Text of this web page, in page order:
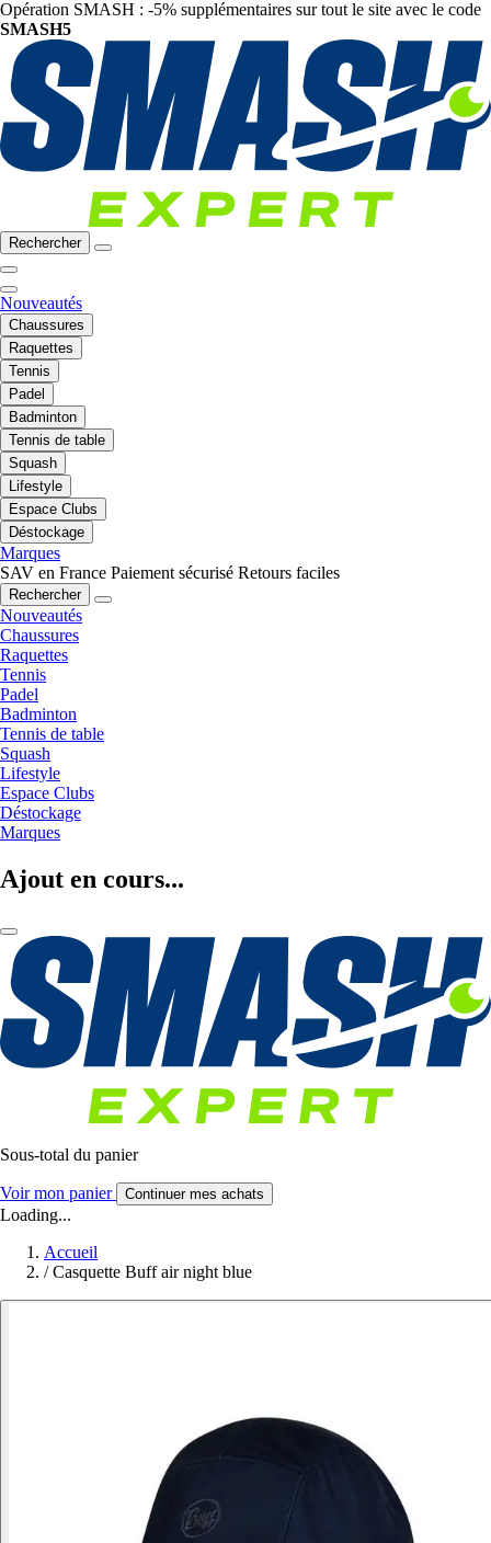
Opération SMASH : -5% supplémentaires sur tout le site avec le code
SMASH5
Rechercher
Nouveautés
Chaussures
Raquettes
Tennis
Padel
Badminton
Tennis de table
Squash
Lifestyle
Espace Clubs
Déstockage
Marques
SAV en France Paiement sécurisé Retours faciles
Rechercher
Nouveautés
Chaussures
Raquettes
Tennis
Padel
Badminton
Tennis de table
Squash
Lifestyle
Espace Clubs
Déstockage
Marques
Ajout en cours...
Sous-total du panier
Voir mon panier Continuer mes achats
Loading...
Accueil
/ Casquette Buff air night blue